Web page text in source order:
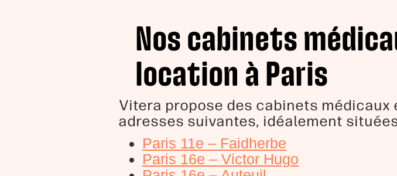
Nos cabinets
location à Paris
Vitera propose des cabinets
adresses suivantes, idéalement
Paris 11e – Faidherbe
Paris 16e – Victor Hugo